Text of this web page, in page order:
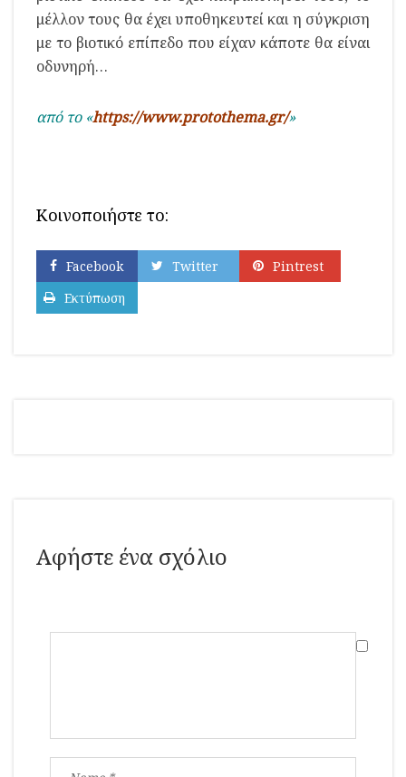
μέλλον τους θα έχει υποθηκευτεί και η σύγκριση
με το βιοτικό επίπεδο που είχαν κάποτε θα είναι
οδυνηρή…
από το «https://www.protothema.gr/»
Κοινοποιήστε το:
Facebook Twitter
Pintrest
Εκτύπωση
Αφήστε ένα σχόλιο